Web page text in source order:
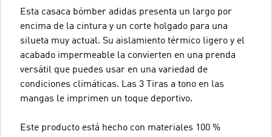
Esta casaca bómber adidas presenta un largo por
encima de la cintura y un corte holgado para una
silueta muy actual. Su aislamiento térmico ligero y el
acabado impermeable la convierten en una prenda
versátil que puedes usar en una variedad de
condiciones climáticas. Las 3 Tiras a tono en las
mangas le imprimen un toque deportivo.
Este producto está hecho con materiales 100 %